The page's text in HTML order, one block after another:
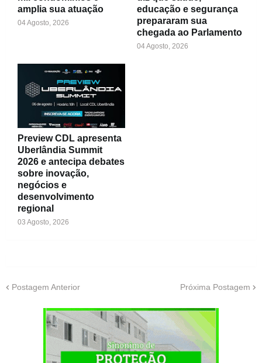
amplia sua atuação
04 Agosto, 2026
educação e segurança
prepararam sua
chegada ao Parlamento
04 Agosto, 2026
Preview CDL apresenta
Uberlândia Summit
2026 e antecipa debates
sobre inovação,
negócios e
desenvolvimento
regional
03 Agosto, 2026
Postagem Anterior Próxima Postagem